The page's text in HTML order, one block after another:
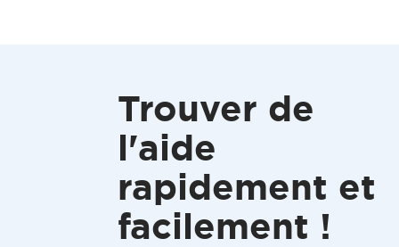
Trouver de
l'aide
rapidement et
facilement !